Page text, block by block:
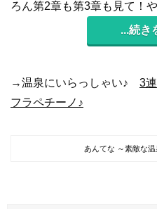
ろん第2章も第3章も見て！
...続き
→温泉にいらっしゃい♪ 3
フラペチーノ♪
あんてな ～素敵な